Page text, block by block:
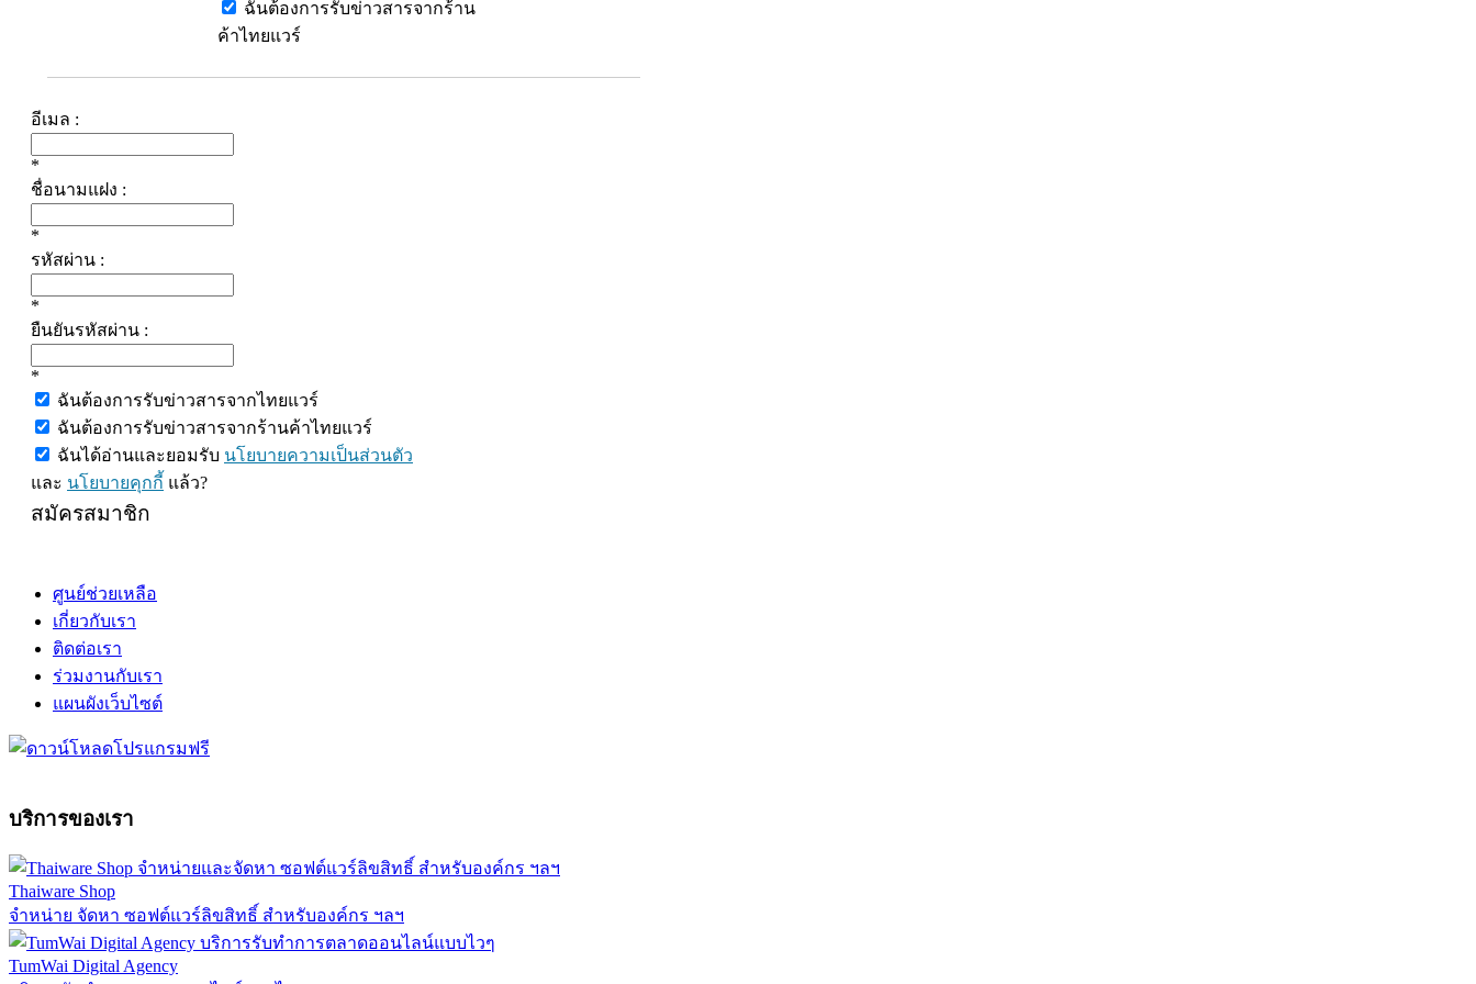
ฉันต้องการรับข่าวสารจากร้าน
ค้าไทยแวร์
อีเมล :
*
ชื่อนามแฝง :
*
รหัสผ่าน :
*
ยืนยันรหัสผ่าน :
*
ฉันต้องการรับข่าวสารจากไทยแวร์
ฉันต้องการรับข่าวสารจากร้านค้าไทยแวร์
ฉันได้อ่านและยอมรับ นโยบายความเป็นส่วนตัว
และ นโยบายคุกกี้ แล้ว?
สมัครสมาชิก
ศูนย์ช่วยเหลือ
เกี่ยวกับเรา
ติดต่อเรา
ร่วมงานกับเรา
แผนผังเว็บไซต์
บริการของเรา
Thaiware Shop
จำหน่าย จัดหา ซอฟต์แวร์ลิขสิทธิ์ สำหรับองค์กร ฯลฯ
TumWai Digital Agency